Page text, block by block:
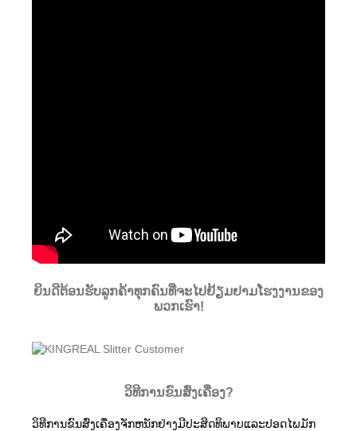
ຍິນດີຕ້ອນຮັບລູກຄ້າທຸກຄົນທີ່ຈະໄປຢ້ຽມຢາມໂຮງງານຂອງ
ພວກເຮົາ!
ວິທີການຂົນສົ່ງເຄື່ອງ?
ວິທີການຂົນສົ່ງເຄື່ອງຈັກຫນັກຢ່າງມີປະສິດທິພາບແລະປອດໄພມັກ